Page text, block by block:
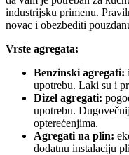
industrijsku primenu.
novac i obezbediti
Vrste agregata:
Benzinski agregati:
upotrebu. Laki su i
Dizel agregati:
upotrebu.
opterećenjima.
Agregati na plin:
dodatnu instalaciju